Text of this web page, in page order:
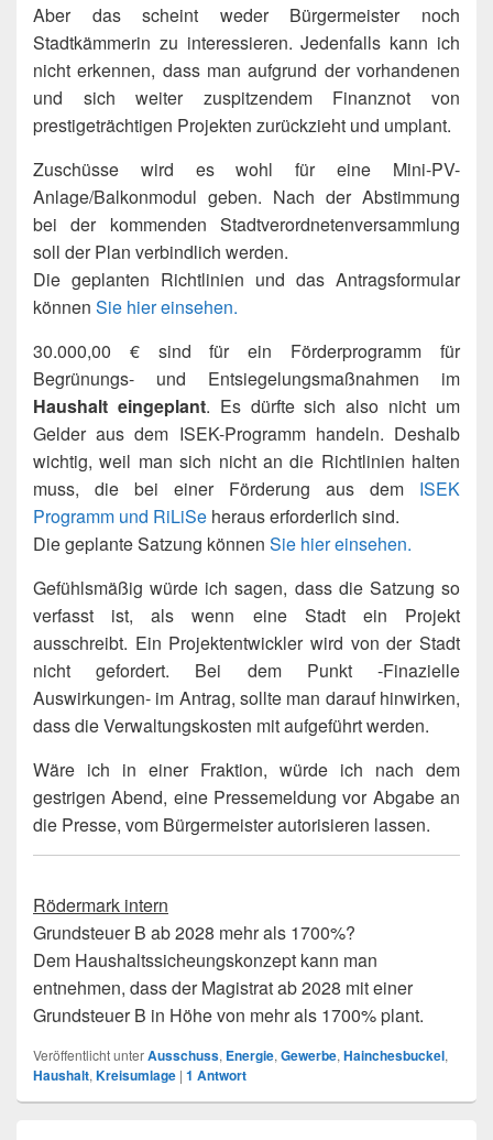
Aber das scheint weder Bürgermeister noch
Stadtkämmerin zu interessieren. Jedenfalls kann ich
nicht erkennen, dass man aufgrund der vorhandenen
und sich weiter zuspitzendem Finanznot von
prestigeträchtigen Projekten zurückzieht und umplant.
Zuschüsse wird es wohl für eine Mini-PV-
Anlage/Balkonmodul geben. Nach der Abstimmung
bei der kommenden Stadtverordnetenversammlung
soll der Plan verbindlich werden.
Die geplanten Richtlinien und das Antragsformular
können Sie hier einsehen.
30.000,00 € sind für ein Förderprogramm für
Begrünungs- und Entsiegelungsmaßnahmen im
Haushalt eingeplant. Es dürfte sich also nicht um
Gelder aus dem ISEK-Programm handeln. Deshalb
wichtig, weil man sich nicht an die Richtlinien halten
muss, die bei einer Förderung aus dem ISEK
Programm und RiLiSe heraus erforderlich sind.
Die geplante Satzung können Sie hier einsehen.
Gefühlsmäßig würde ich sagen, dass die Satzung so
verfasst ist, als wenn eine Stadt ein Projekt
ausschreibt. Ein Projektentwickler wird von der Stadt
nicht gefordert. Bei dem Punkt -Finazielle
Auswirkungen- im Antrag, sollte man darauf hinwirken,
dass die Verwaltungskosten mit aufgeführt werden.
Wäre ich in einer Fraktion, würde ich nach dem
gestrigen Abend, eine Pressemeldung vor Abgabe an
die Presse, vom Bürgermeister autorisieren lassen.
Rödermark intern
Grundsteuer B ab 2028 mehr als 1700%?
Dem Haushaltssicheungskonzept kann man
entnehmen, dass der Magistrat ab 2028 mit einer
Grundsteuer B in Höhe von mehr als 1700% plant.
Veröffentlicht unterAusschuss, Energie, Gewerbe, Hainchesbuckel,
Haushalt, Kreisumlage | 1 Antwort